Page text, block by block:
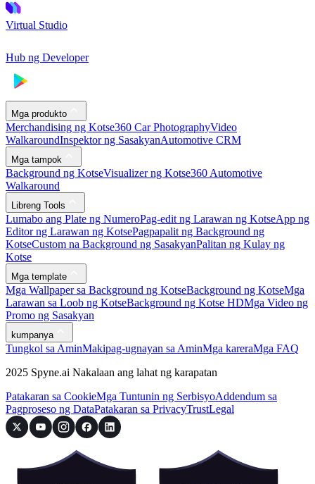
Virtual Studio
Hub ng Developer
Mga produkto
Merchandising ng Kotse360 Car PhotographyVideo
WalkaroundInspektor ng SasakyanAutomotive CRM
Mga tampok
Background ng KotseVisualizer ng Kotse360 Automotive
Walkaround
Libreng Tools
Lumabo ang Plate ng NumeroPag-edit ng Larawan ng KotseApp ng
Editor ng Larawan ng KotsePagpapalit ng Background ng
KotseCustom na Background ng SasakyanPalitan ng Kulay ng
Kotse
Mga template
Mga Wallpaper sa Background ng KotseBackground ng KotseMga
Larawan sa Loob ng KotseBackground ng Kotse HDMga Video ng
Promo ng Sasakyan
kumpanya
Tungkol sa AminMakipag-ugnayan sa AminMga kareraMga FAQ
2025 Spyne.ai Nakalaan ang lahat ng karapatan
Patakaran sa CookieMga Tuntunin ng SerbisyoAddendum sa
Pagproseso ng DataPatakaran sa PrivacyTrustLegal